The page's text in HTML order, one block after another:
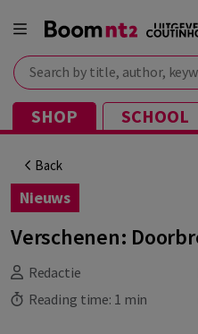
Search by title, author, keyword or
SHOP SCHOOL
Back
Nieuws
Verschenen:
Redactie
Reading time: 1 min